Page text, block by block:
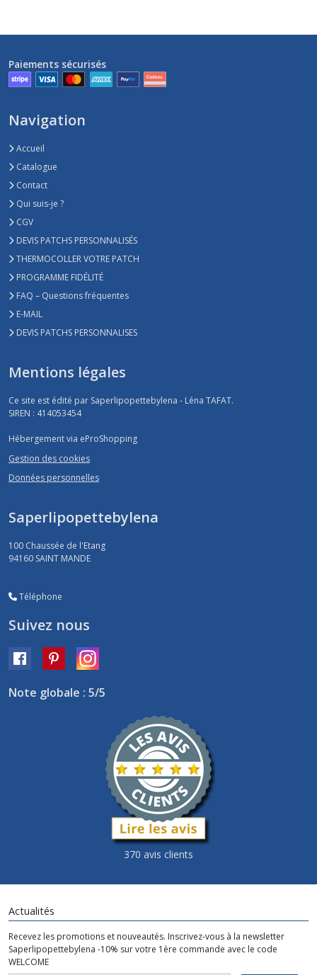
Paiements sécurisés
Navigation
Accueil
Catalogue
Contact
Qui suis-je ?
CGV
DEVIS PATCHS PERSONNALISÉS
THERMOCOLLER VOTRE PATCH
PROGRAMME FIDÉLITÉ
FAQ – Questions fréquentes
E-MAIL
DEVIS PATCHS PERSONNALISES
Mentions légales
Ce site est édité par Saperlipopettebylena - Léna TAFAT.
SIREN : 414053454
Hébergement via eProShopping
Gestion des cookies
Données personnelles
Saperlipopettebylena
100 Chaussée de l'Etang
94160 SAINT MANDE
Téléphone
Suivez nous
Note globale : 5/5
370 avis clients
Actualités
Recevez les promotions et nouveautés. Inscrivez-vous à la newsletter
Saperlipopettebylena -10% sur votre 1ère commande avec le code
WELCOME